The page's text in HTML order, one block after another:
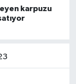
karpuzu